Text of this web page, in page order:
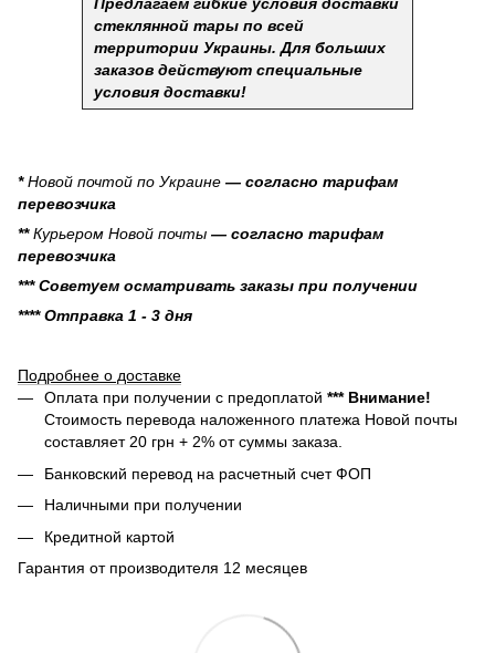
стеклянной тары по всей
территории Украины. Для больших
заказов действуют специальные
условия доставки!
*Новой почтой по Украине — согласно тарифам
перевозчика
**Курьером Новой почты — согласно тарифам
перевозчика
*** Советуем осматривать заказы при получении
**** Отправка 1 - 3 дня
Подробнее о доставке
Оплата при получении с предоплатой *** Внимание!
Стоимость перевода наложенного платежа Новой почты
составляет 20 грн + 2% от суммы заказа.
Банковский перевод на расчетный счет ФОП
Наличными при получении
Кредитной картой
Гарантия от производителя 12 месяцев